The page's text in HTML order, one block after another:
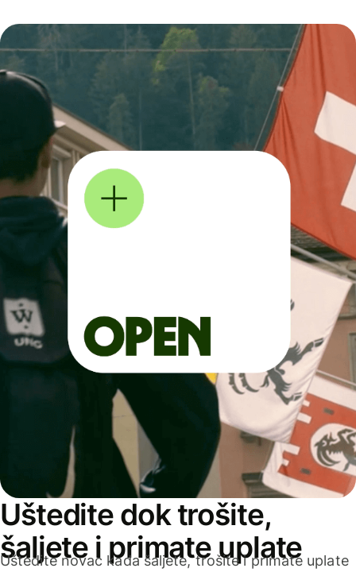
Uštedite dok trošite,
šaljete i primate uplate
Uštedite novac kada šaljete, trošite i primate uplate